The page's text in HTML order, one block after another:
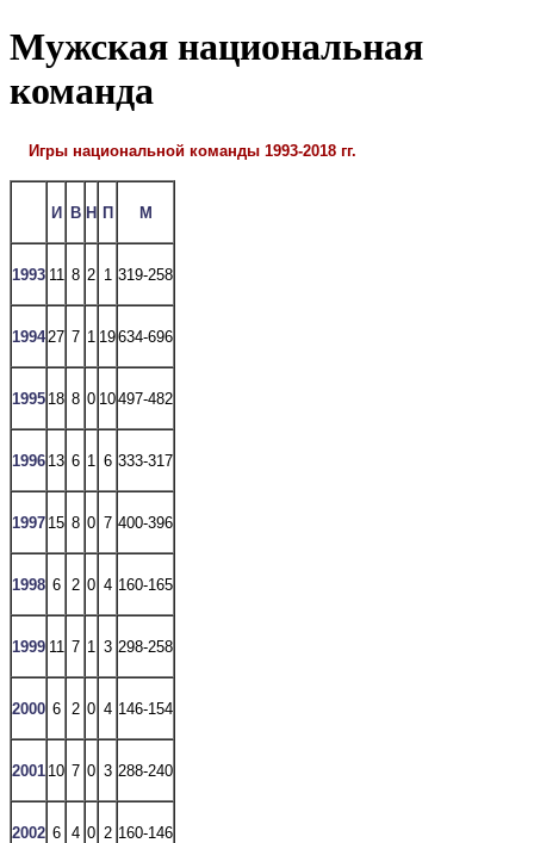
Мужская национальная
команда
Игры национальной команды 1993-2018 гг.
И В Н П М
1993 11 8 2 1 319-258
1994 27 7 1 19634-696
1995 18 8 0 10497-482
1996 13 6 1 6 333-317
1997 15 8 0 7 400-396
1998 6 2 0 4 160-165
1999 11 7 1 3 298-258
2000 6 2 0 4 146-154
2001 10 7 0 3 288-240
2002 6 4 0 2 160-146